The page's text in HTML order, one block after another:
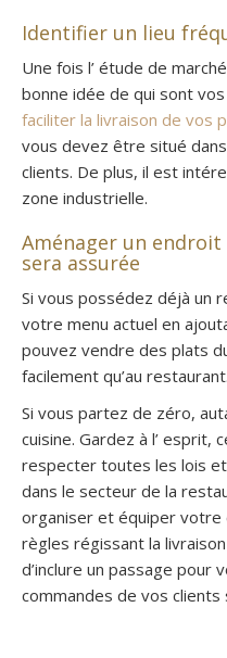
Identifier un lieu
Une fois l’ étude de
bonne idée de qui sont
faciliter la livraison de vos
vous devez être situé
clients. De plus, il est
zone industrielle.
Aménager un
sera assurée
Si vous possédez déjà un
votre menu actuel en
pouvez vendre des plats
facilement qu’au restaurant.
Si vous partez de zéro,
cuisine. Gardez à l’ esprit,
respecter toutes les lois
dans le secteur de la
organiser et équiper votre
règles régissant la
d’inclure un passage pour
commandes de vos